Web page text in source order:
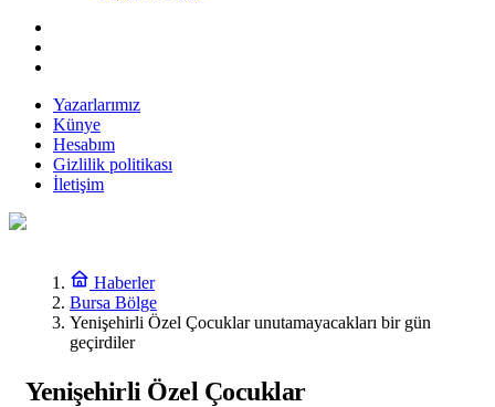
Yazarlarımız
Künye
Hesabım
Gizlilik politikası
İletişim
Haberler
Bursa Bölge
Yenişehirli Özel Çocuklar unutamayacakları bir gün
geçirdiler
Yenişehirli Özel Çocuklar